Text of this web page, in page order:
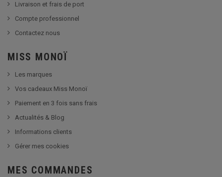
Livraison et frais de port
Compte professionnel
Contactez nous
MISS MONOÏ
Les marques
Vos cadeaux Miss Monoï
Paiement en 3 fois sans frais
Actualités & Blog
Informations clients
Gérer mes cookies
MES COMMANDES